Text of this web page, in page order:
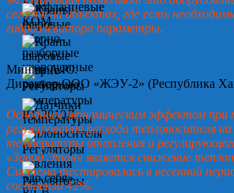
сегодня на объектах, где есть
гидроэлеватора параметры.
Минин А.Ю.
Директор ООО «ЖЭУ-2» (Республика
Основным экономическим эффектом при
регулирования расхода теплоносителя
температуры отопления и
«Завод Этон» является снижение
Система тестировалась в весенний
составила 42%.